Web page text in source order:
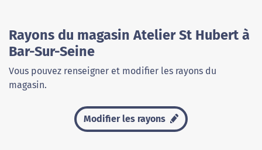
Rayons du magasin Atelier St Hubert à
Bar-Sur-Seine
Vous pouvez renseigner et modifier les rayons du
magasin.
Modifier les rayons